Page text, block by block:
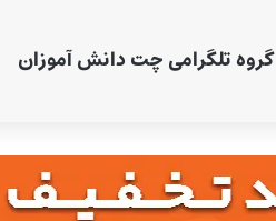
گروه تلگرامی چت دانش آموزان